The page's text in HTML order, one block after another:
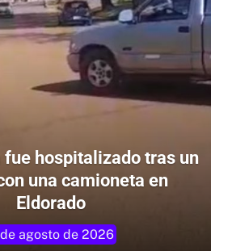
fue hospitalizado tras un
una camioneta en
Eldorado